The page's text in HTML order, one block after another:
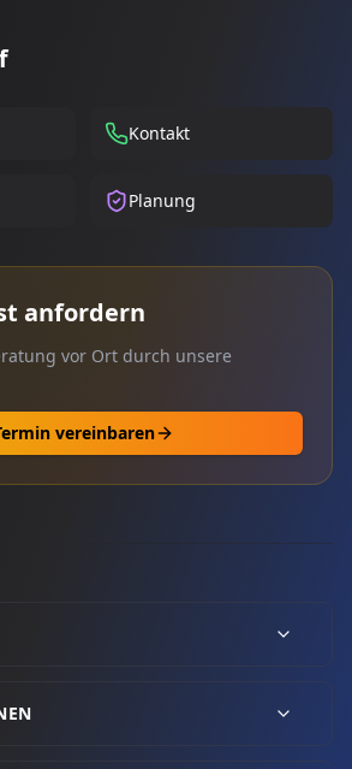
Kontakt
Planung
anfordern
vor Ort durch unsere
vereinbaren